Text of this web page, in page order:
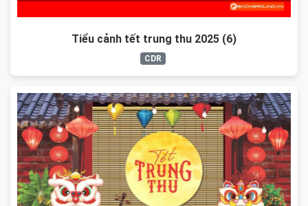
Tiểu cảnh tết trung thu 2025 (6)
CDR